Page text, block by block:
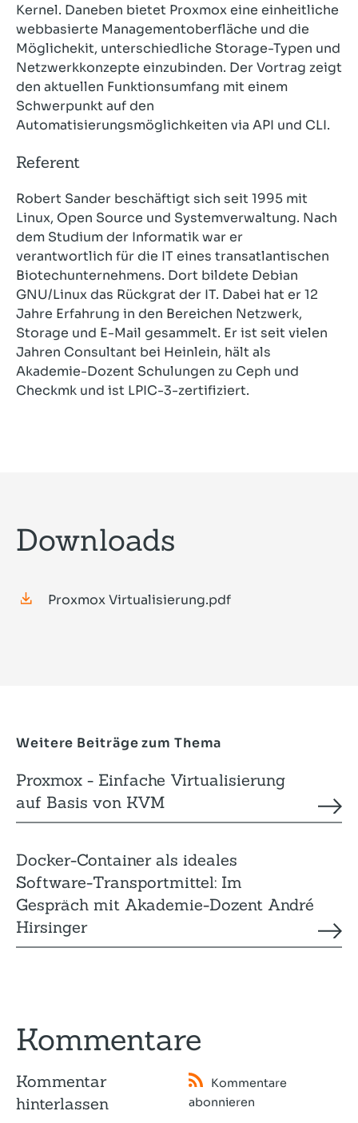
Kernel. Daneben bietet Proxmox eine einheitliche
webbasierte Managementoberfläche und die
Möglichekit, unterschiedliche Storage-Typen und
Netzwerkkonzepte einzubinden. Der Vortrag zeigt
den aktuellen Funktionsumfang mit einem
Schwerpunkt auf den
Automatisierungsmöglichkeiten via API und CLI.
Referent
Robert Sander beschäftigt sich seit 1995 mit
Linux, Open Source und Systemverwaltung. Nach
dem Studium der Informatik war er
verantwortlich für die IT eines transatlantischen
Biotechunternehmens. Dort bildete Debian
GNU/Linux das Rückgrat der IT. Dabei hat er 12
Jahre Erfahrung in den Bereichen Netzwerk,
Storage und E-Mail gesammelt. Er ist seit vielen
Jahren Consultant bei Heinlein, hält als
Akademie-Dozent Schulungen zu Ceph und
Checkmk und ist LPIC-3-zertifiziert.
Downloads
Proxmox Virtualisierung.pdf
Weitere Beiträge zum Thema
Proxmox - Einfache Virtuali­sierung
auf Basis von KVM
Docker-Container als ideales
Software-Transportmittel: Im
Gespräch mit Akademie-Dozent André
Hirsinger
Kommentare
Kommentar
hinterlassen
Kommentare
abonnieren